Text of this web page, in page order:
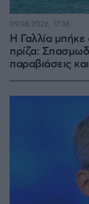
Η Γαλλία
πρίζα:
παραβιάσεις
09.08.2026, 17:36